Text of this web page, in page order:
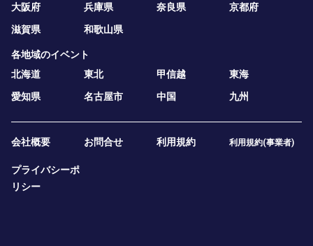
大阪府
兵庫県 奈良県
京都府
滋賀県
和歌山県
各地域のイベント
北海道
東北 甲信越
東海
愛知県
名古屋市 中国 九州
会社概要 お問合せ 利用規約 利用規約(事業者)
プライバシーポ
リシー